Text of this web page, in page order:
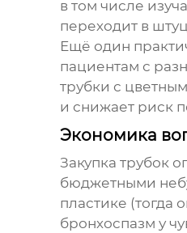
в том числе
переходит в
Ещё один
пациентам с
трубки с
и снижает риск
Экономика
Закупка трубок
бюджетными
пластике (тогда
бронхоспазм у